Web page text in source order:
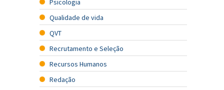
Psicologia
Qualidade de vida
QVT
Recrutamento e Seleção
Recursos Humanos
Redação